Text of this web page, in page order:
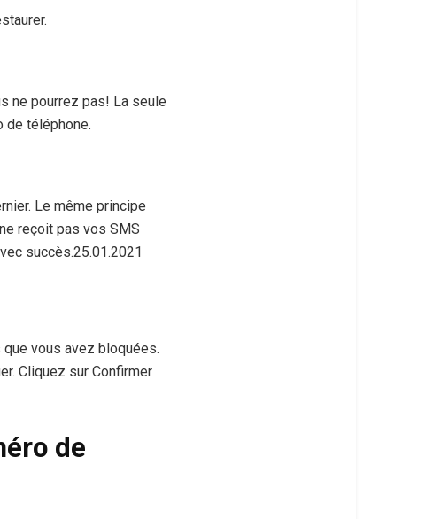
ne pourrez pas! La seule
de téléphone.
Le même principe
reçoit pas vos SMS
succès.25.01.2021
vous avez bloquées.
Cliquez sur Confirmer
de